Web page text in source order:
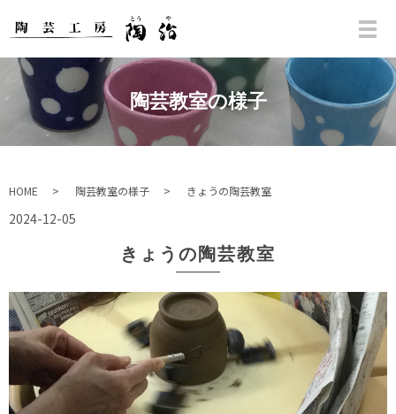
陶芸教室の様子
HOME 陶芸教室の様子 きょうの陶芸教室
2024-12-05
きょうの陶芸教室